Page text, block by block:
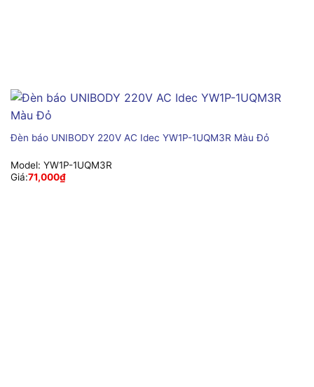
Đèn báo UNIBODY 220V AC Idec YW1P-1UQM3R Màu Đỏ
Model: YW1P-1UQM3R
Giá:71,000₫